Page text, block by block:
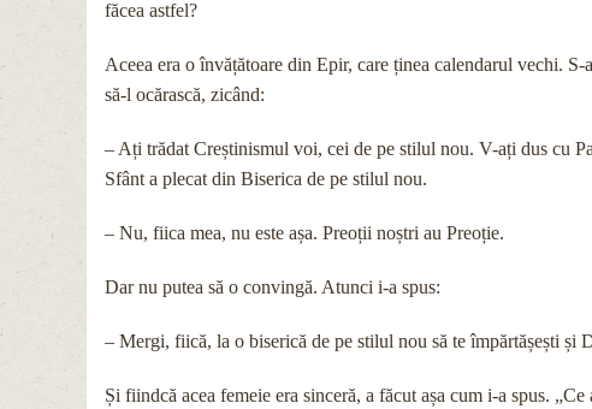
făcea astfel?
Aceea era o învățătoare din Epir, care ținea calendarul vechi.
să-l ocărască, zicând:
– Ați trădat Creștinismul voi, cei de pe stilul nou. V-ați dus cu
Sfânt a plecat din Biserica de pe stilul nou.
– Nu, fiica mea, nu este așa. Preoții noștri au Preoție.
Dar nu putea să o convingă. Atunci i-a spus:
– Mergi, fiică, la o biserică de pe stilul nou să te împărtășești și
Și fiindcă acea femeie era sinceră, a făcut așa cum i-a spus.